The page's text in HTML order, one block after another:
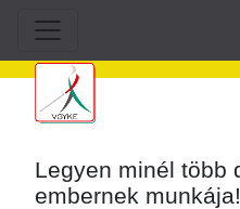
Legyen minél több
embernek munkája!